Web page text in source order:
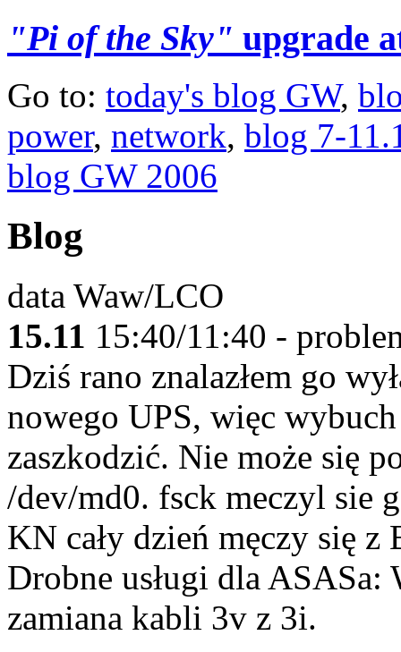
"Pi of the Sky" upgrade
Go to: today's blog GW,
power, network, blog 7-
blog GW 2006
Blog
data Waw/LCO
15.11 15:40/11:40 -
Dziś rano znalazłem go
nowego UPS, więc
zaszkodzić. Nie może się
/dev/md0. fsck meczyl sie
KN cały dzień męczy się z
Drobne usługi dla ASASa:
zamiana kabli 3v z 3i.